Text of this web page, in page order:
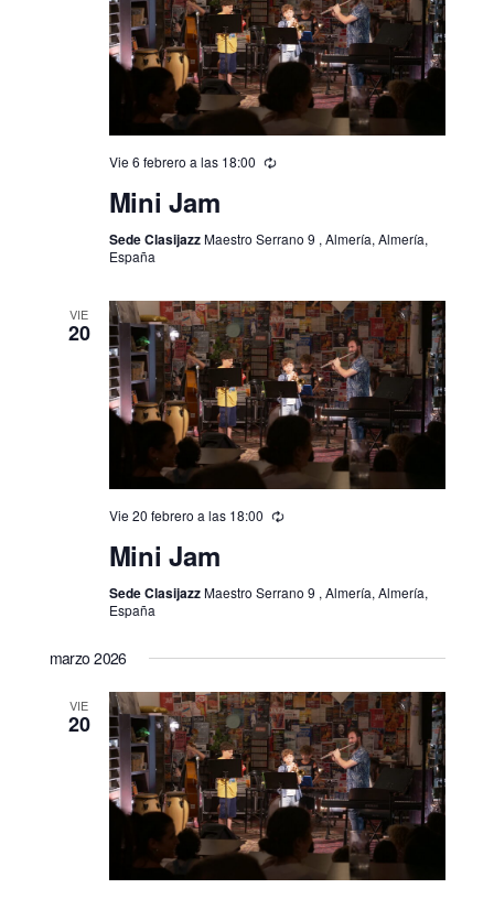
Vie 6 febrero a las 18:00
Mini Jam
Sede ClasijazzMaestro Serrano 9 , Almería, Almería,
España
VIE
20
Vie 20 febrero a las 18:00
Mini Jam
Sede ClasijazzMaestro Serrano 9 , Almería, Almería,
España
marzo 2026
VIE
20